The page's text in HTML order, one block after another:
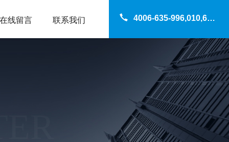
4006-635-996,010,69200960
线留言 联系我们